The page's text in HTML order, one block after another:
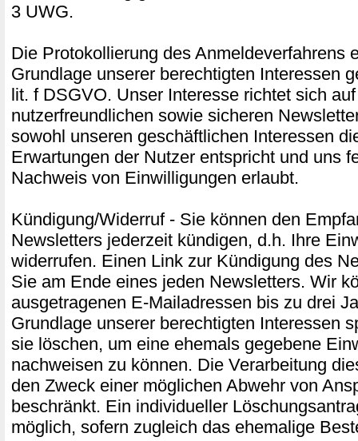
3 UWG.
Die Protokollierung des Anmeldeverfahrens
Grundlage unserer berechtigten Interessen
lit. f DSGVO. Unser Interesse richtet sich
nutzerfreundlichen sowie sicheren
sowohl unseren geschäftlichen Interessen
Erwartungen der Nutzer entspricht und uns
Nachweis von Einwilligungen erlaubt.
Kündigung/Widerruf - Sie können den
Newsletters jederzeit kündigen, d.h. Ihre
widerrufen. Einen Link zur Kündigung des
Sie am Ende eines jeden Newsletters. Wir
ausgetragenen E-Mailadressen bis zu drei
Grundlage unserer berechtigten Interessen
sie löschen, um eine ehemals gegebene
nachweisen zu können. Die Verarbeitung
den Zweck einer möglichen Abwehr von
beschränkt. Ein individueller
möglich, sofern zugleich das ehemalige